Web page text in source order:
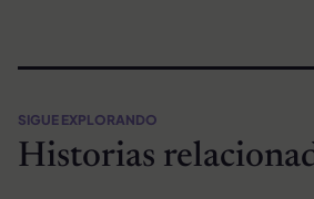
SIGUE EXPLORANDO
Historias